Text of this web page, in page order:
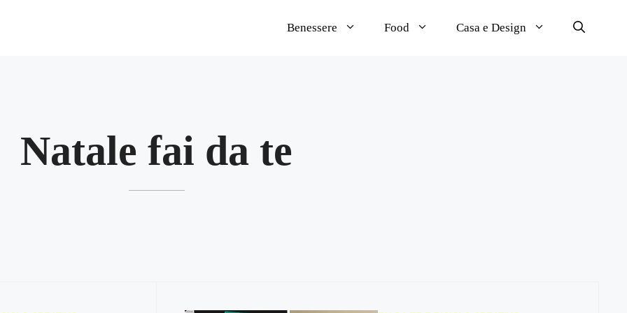
Benessere Food Casa e Design
Natale fai da te